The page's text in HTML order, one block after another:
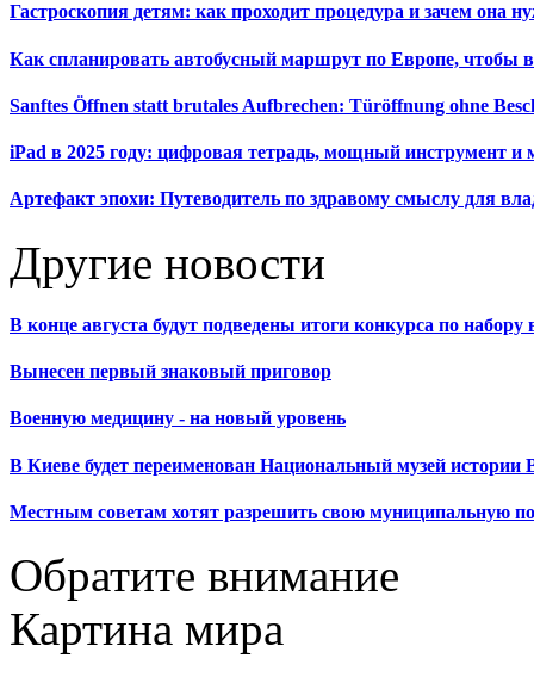
Гастроскопия детям: как проходит процедура и зачем она
Как спланировать автобусный маршрут по Европе, чтобы
Sanftes Öffnen statt brutales Aufbrechen: Türöffnung ohne
iPad в 2025 году: цифровая тетрадь, мощный инструмент и
Артефакт эпохи: Путеводитель по здравому смыслу для
Другие новости
В конце августа будут подведены итоги конкурса по
Вынесен первый знаковый приговор
Военную медицину - на новый уровень
В Киеве будет переименован Национальный музей истории
Местным советам хотят разрешить свою муниципальную
Обратите внимание
Картина мира